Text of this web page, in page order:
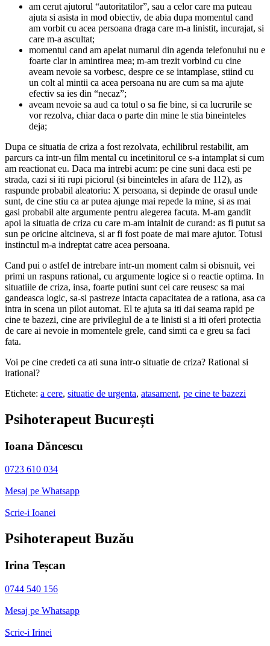
am cerut ajutorul “autoritatilor”, sau a celor care ma puteau
ajuta si asista in mod obiectiv, de abia dupa momentul cand
am vorbit cu acea persoana draga care m-a linistit, incurajat, si
care m-a ascultat;
momentul cand am apelat numarul din agenda telefonului nu e
foarte clar in amintirea mea; m-am trezit vorbind cu cine
aveam nevoie sa vorbesc, despre ce se intamplase, stiind cu
un colt al mintii ca acea persoana nu are cum sa ma ajute
efectiv sa ies din “necaz”;
aveam nevoie sa aud ca totul o sa fie bine, si ca lucrurile se
vor rezolva, chiar daca o parte din mine le stia bineinteles
deja;
Dupa ce situatia de criza a fost rezolvata, echilibrul restabilit, am
parcurs ca intr-un film mental cu incetinitorul ce s-a intamplat si cum
am reactionat eu. Daca ma intrebi acum: pe cine suni daca esti pe
strada, cazi si iti rupi piciorul (si bineinteles in afara de 112), as
raspunde probabil aleatoriu: X persoana, si depinde de orasul unde
sunt, de cine stiu ca ar putea ajunge mai repede la mine, si as mai
gasi probabil alte argumente pentru alegerea facuta. M-am gandit
apoi la situatia de criza cu care m-am intalnit de curand: as fi putut sa
sun pe oricine altcineva, si ar fi fost poate de mai mare ajutor. Totusi
instinctul m-a indreptat catre acea persoana.
Cand pui o astfel de intrebare intr-un moment calm si obisnuit, vei
primi un raspuns rational, cu argumente logice si o reactie optima. In
situatiile de criza, insa, foarte putini sunt cei care reusesc sa mai
gandeasca logic, sa-si pastreze intacta capacitatea de a rationa, asa ca
intra in scena un pilot automat. El te ajuta sa iti dai seama rapid pe
cine te bazezi, cine are privilegiul de a te linisti si a iti oferi protectia
de care ai nevoie in momentele grele, cand simti ca e greu sa faci
fata.
Voi pe cine credeti ca ati suna intr-o situatie de criza? Rational si
irational?
Etichete: a cere, situatie de urgenta, atasament, pe cine te bazezi
Psihoterapeut București
Ioana Dăncescu
0723 610 034
Mesaj pe Whatsapp
Scrie-i Ioanei
Psihoterapeut Buzău
Irina Teșcan
0744 540 156
Mesaj pe Whatsapp
Scrie-i Irinei